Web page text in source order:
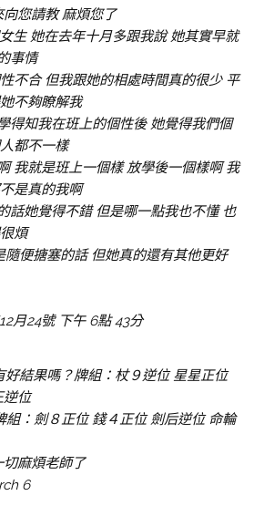
您請教 麻煩您了
生 她在去年十月多跟我說 她其實早就
事情
不合 但我跟她的相處時間真的很少 平
不夠瞭解我
得知我在班上的個性後 她覺得我們個
都不一樣
我就是班上一個樣 放學後一個樣啊 我
是真的我啊
話她覺得不錯 但是哪一點我也不懂 也
煩
隨便搪塞的話 但她真的還有其他更好
月24號 下午 6點 43分
好結果嗎？牌組：杖９逆位 星星正位
逆位
組：劍８正位 錢４正位 劍后逆位 命輪
麻煩老師了
6